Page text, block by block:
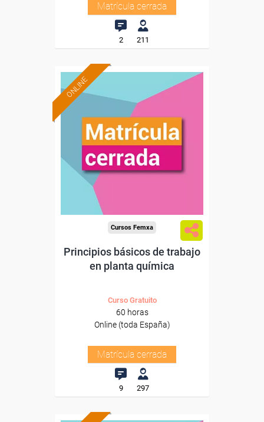
Matrícula cerrada
2 211
ONLINE
Cursos Femxa
Principios básicos de trabajo
en planta química
Curso Gratuito
60 horas
Online (toda España)
Matrícula cerrada
9 297